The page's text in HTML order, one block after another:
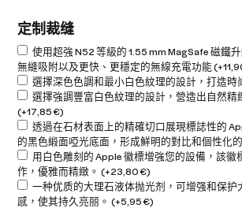
定制裁缝
使用超強 N52 等級的 1.55 mm MagSafe 磁鐵
無縫吸附以及更快、更穩定的無線充電功能(+
選擇深色色調和最小白色紋理的設計，打造時
選擇強調豐富白色紋理的設計，營造出自然精
(+17,85€)
透過在石材表面上的精確切口展現標誌性的
的黑色緞面啞光底面，形成鮮明的對比和個性化
用白色雕刻的 Apple 徽標增強您的設備，該徽
作，優雅而精緻。 (+23,80€)
一种优质的大理石液体抛光剂，可增强和保护
感，使其持久亮丽。 (+5,95€)